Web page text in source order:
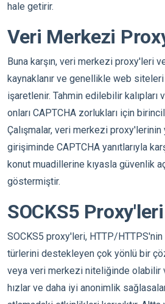
hale getirir.
Veri Merkezi
Buna karşın, veri merkezi proxy'leri
kaynaklanır ve genellikle web siteleri
işaretlenir. Tahmin edilebilir kalıpları
onları CAPTCHA zorlukları için
Çalışmalar, veri merkezi proxy'lerinin
girişiminde CAPTCHA yanıtlarıyla
konut muadillerine kıyasla güvenlik
göstermiştir.
SOCKS5 Proxy'leri
SOCKS5 proxy'leri, HTTP/
türlerini destekleyen çok yönlü bir
veya veri merkezi niteliğinde olabilir
hızlar ve daha iyi anonimlik